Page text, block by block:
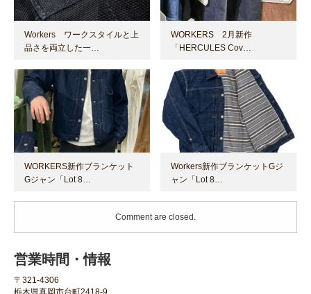
Workers ワークスタイルと上
品さを両立した一…
WORKERS 2月新作
「HERCULES Cov…
WORKERS新作ブランケット
Gジャン「Lot 8…
Workers新作ブランケットGジ
ャン「Lot 8…
Comment are closed.
営業時間・情報
〒321-4306
栃木県真岡市台町2418-9